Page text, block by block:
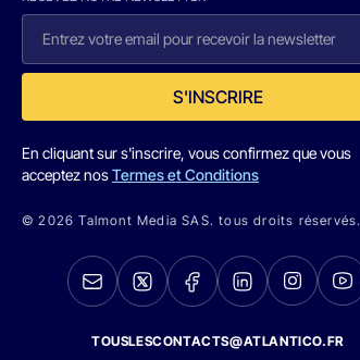
S'INSCRIRE
En cliquant sur s'inscrire, vous confirmez que vous
acceptez nosTermes et Conditions
© 2026 Talmont Media SAS. tous droits réservés.
TOUSLESCONTACTS@ATLANTICO.FR